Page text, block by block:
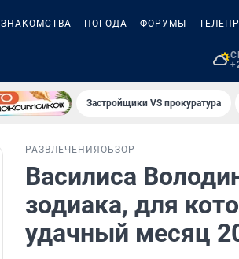
ЗНАКОМСТВА ПОГОДА ФОРУМЫ
Застройщики VS прокуратура
РАЗВЛЕЧЕНИЯ ОБЗОР
Василиса
зодиака, для
удачный месяц